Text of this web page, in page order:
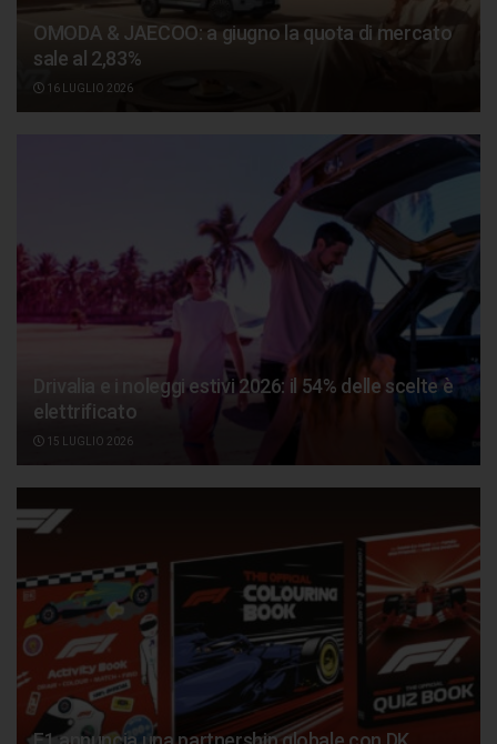
OMODA & JAECOO: a giugno la quota di mercato
sale al 2,83%
16 LUGLIO 2026
Drivalia e i noleggi estivi 2026: il 54% delle scelte è
elettrificato
15 LUGLIO 2026